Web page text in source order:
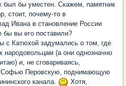
был бы уместен. Скажем, памятник
стоит, почему-то в
Ивана в становление России
бы вы его поставили?
с Катюхой задумались о том, где
народовольцам (а они однозначно
и, не сговариваясь,
Софью Перовскую, поднимающую
канала.
Хотя,